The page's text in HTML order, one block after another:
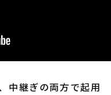
中継ぎの両方で起用